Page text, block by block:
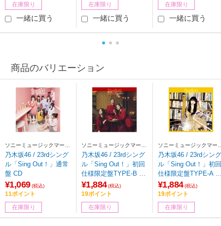
在庫限り
一緒に買う
在庫限り
一緒に買う
在庫限り
一緒に買う
商品のバリエーション
ソニーミュージックマーケ
ティング
乃木坂46 / 23rdシング
ル「Sing Out！」通常
盤 CD
¥1,069 (税込)
11ポイント
在庫限り
ソニーミュージックマーケ
ティング
乃木坂46 / 23rdシング
ル「Sing Out！」初回
仕様限定盤TYPE-B Bl
u-ray Disc付 CD
¥1,884 (税込)
19ポイント
在庫限り
ソニーミュージックマー
ティング
乃木坂46 / 23rdシング
ル「Sing Out！」初回
仕様限定盤TYPE-A Bl
u-ray Disc付 CD
¥1,884 (税込)
19ポイント
在庫限り